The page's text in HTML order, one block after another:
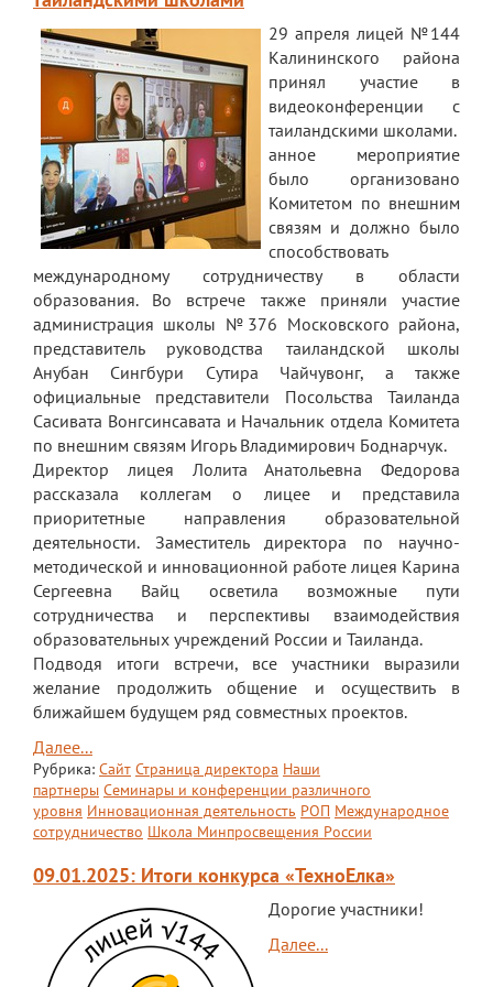
Обращение директора
Гостевая книга
Результаты самообследования
Финансово-хозяйственная деятельность
Реализация антикоррупционной
политики
Учебный процесс
Начальная школа
Основная и старшая школа
Оценочные процедуры
Итоговая аттестация
ЕГЭ
ОГЭ
Воспитательная работа
Патриотическое воспитание
Воспитательный отдел
Спортивная жизнь
Органы ГОУО
29 апреля лицей №144
Калининского района
принял участие в
видеоконференции с
таиландскими школами.
анное мероприятие
было организовано
Комитетом по внешним
связям и должно было
способствовать
международному сотрудничеству в области
образования. Во встрече также приняли участие
администрация школы №376 Московского района,
представитель руководства таиландской школы
Анубан Сингбури Сутира Чайчувонг, а также
официальные представители Посольства Таиланда
Сасивата Вонгсинсавата и Начальник отдела Комитета
по внешним связям Игорь Владимирович Боднарчук.
Директор лицея Лолита Анатольевна Федорова
рассказала коллегам о лицее и представила
приоритетные направления образовательной
деятельности. Заместитель директора по научно-
методической и инновационной работе лицея Карина
Сергеевна Вайц осветила возможные пути
сотрудничества и перспективы взаимодействия
образовательных учреждений России и Таиланда.
Подводя итоги встречи, все участники выразили
желание продолжить общение и осуществить в
ближайшем будущем ряд совместных проектов.
Далее...
Рубрика: Сайт Страница директора Наши
партнеры Семинары и конференции различного
уровня Инновационная деятельность РОП Международное
сотрудничество Школа Минпросвещения России
09.01.2025: Итоги конкурса «ТехноЕлка»
Дорогие участники!
Далее...